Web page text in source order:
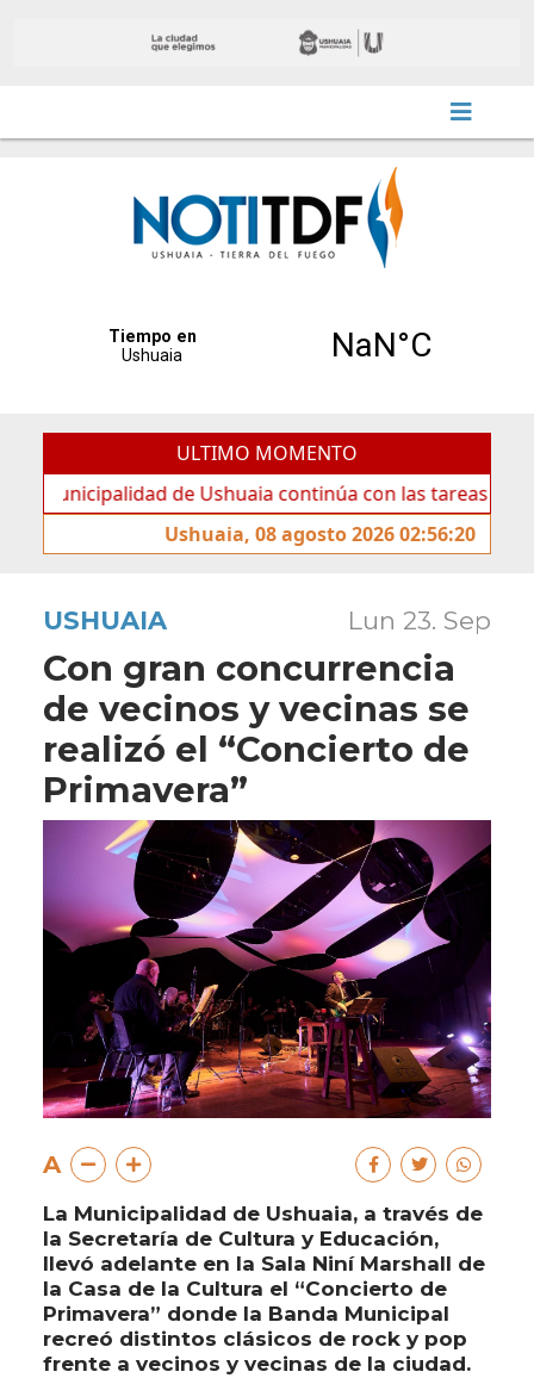
ULTIMO MOMENTO
de Ushuaia continúa con las tareas de
Ushuaia, 08 agosto 2026 02:56:20
USHUAIA Lun 23. Sep
Con gran concurrencia
de vecinos y vecinas se
realizó el “Concierto de
Primavera”
A
La Municipalidad de Ushuaia, a través de
la Secretaría de Cultura y Educación,
llevó adelante en la Sala Niní Marshall de
la Casa de la Cultura el “Concierto de
Primavera” donde la Banda Municipal
recreó distintos clásicos de rock y pop
frente a vecinos y vecinas de la ciudad.